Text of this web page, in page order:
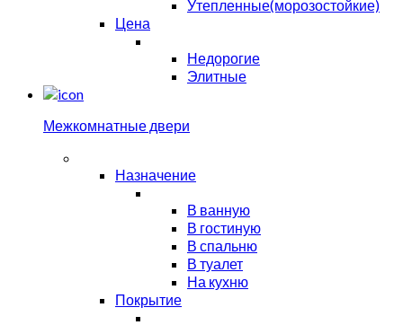
Утепленные(морозостойкие)
Цена
Недорогие
Элитные
Межкомнатные двери
Назначение
В ванную
В гостиную
В спальню
В туалет
На кухню
Покрытие